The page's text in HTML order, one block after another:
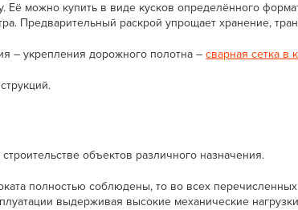
Её можно купить в виде кусков определённого
Предварительный раскрой упрощает хранение,
– укрепления дорожного полотна –сварная сетка в
объектов различного назначения.
полностью соблюдены, то во всех
выдерживая высокие механические